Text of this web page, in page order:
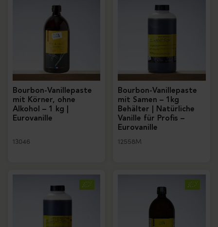
Bourbon-Vanillepaste
mit Körner, ohne
Alkohol – 1 kg |
Eurovanille
13046
Bourbon-Vanillepaste
mit Samen – 1kg
Behälter | Natürliche
Vanille für Profis –
Eurovanille
12558M